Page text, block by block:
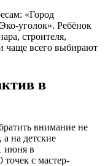
«Город
уголок». Ребёнок
строителя,
чаще всего выбирают
в
внимание не
на детские
июня в
точек с мастер-